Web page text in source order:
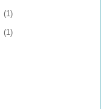
(1)
(1)